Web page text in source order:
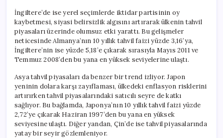
İngiltere’de ise yerel seçimlerde iktidar partisinin oy
kaybetmesi, siyasi belirsizlik algısını artırarak ülkenin tahvil
piyasaları üzerinde olumsuz etki yarattı. Bu gelişmeler
neticesinde Almanya’nın 10 yıllık tahvil faizi yüzde 3,16’ya,
İngiltere’nin ise yüzde 5,18’e çıkarak sırasıyla Mayıs 2011 ve
Temmuz 2008’den bu yana en yüksek seviyelerine ulaştı.
Asya tahvil piyasaları da benzer bir trend izliyor. Japon
yeninin dolara karşı zayıflaması, ülkedeki enflasyon risklerini
artırırken tahvil piyasalarındaki satıcılı seyre de katkı
sağlıyor. Bu bağlamda, Japonya’nın 10 yıllık tahvil faizi yüzde
2,72’ye çıkarak Haziran 1997’den bu yana en yüksek
seviyesine ulaştı. Diğer yandan, Çin’de ise tahvil piyasalarında
yatay bir seyir gözlemleniyor.